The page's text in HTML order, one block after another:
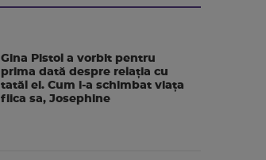
Gina Pistol a vorbit pentru
prima dată despre relația cu
tatăl ei. Cum i-a schimbat viața
fiica sa, Josephine